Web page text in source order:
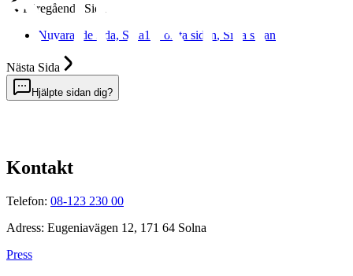
Föregående
Sida
Nuvarande sida, Sida1 , Första sidan, Sista sidan
Nästa Sida
Hjälpte sidan dig?
Kontakt
Telefon: 08-123 230 00
Adress: Eugeniavägen 12, 171 64 Solna
Press